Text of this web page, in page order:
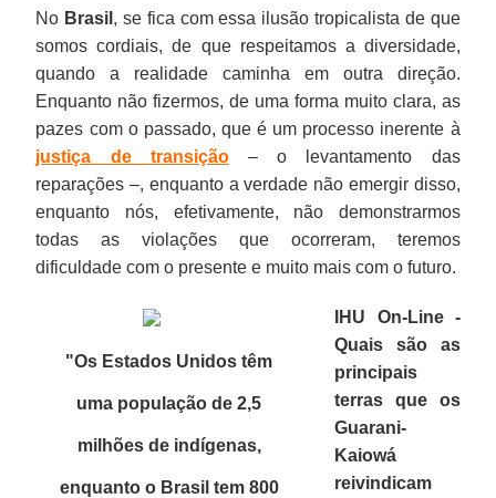
No Brasil , se fica com essa ilusão tropicalista de que
somos cordiais, de que respeitamos a diversidade,
quando a realidade caminha em outra direção.
Enquanto não fizermos, de uma forma muito clara, as
pazes com o passado, que é um processo inerente à
justiça de transição– o levantamento das
reparações –, enquanto a verdade não emergir disso,
enquanto nós, efetivamente, não demonstrarmos
todas as violações que ocorreram, teremos
dificuldade com o presente e muito mais com o futuro.
"Os Estados Unidos têm
uma população de 2,5
milhões de indígenas,
enquanto o Brasil tem 800
IHU On-Line -
Quais são as
principais
terras que os
Guarani-
Kaiowá
reivindicam
encerrados
identificar
quais
essas
terras.
hidrográficas:
Amambaipeguá,